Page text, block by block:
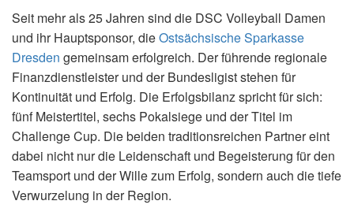
Seit mehr als 25 Jahren sind die DSC Volleyball Damen
und ihr Hauptsponsor, dieOstsächsische Sparkasse
Dresden gemeinsam erfolgreich. Der führende regionale
Finanzdienstleister und der Bundesligist stehen für
Kontinuität und Erfolg. Die Erfolgsbilanz spricht für sich:
fünf Meistertitel, sechs Pokalsiege und der Titel im
Challenge Cup. Die beiden traditionsreichen Partner eint
dabei nicht nur die Leidenschaft und Begeisterung für den
Teamsport und der Wille zum Erfolg, sondern auch die tiefe
Verwurzelung in der Region.